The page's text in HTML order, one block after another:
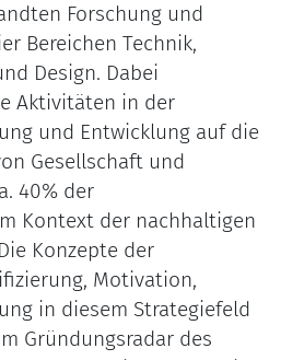
Forschung und
Bereichen Technik,
Design. Dabei
Aktivitäten in der
und Entwicklung auf die
Gesellschaft und
40% der
Kontext der nachhaltigen
Konzepte der
Motivation,
in diesem Strategiefeld
Gründungsradar des